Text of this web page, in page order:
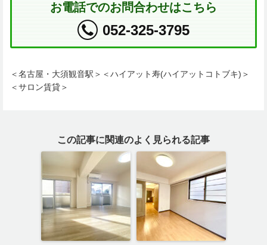
お電話でのお問合わせはこちら
052-325-3795
＜名古屋・大須観音駅＞＜ハイアット寿(ハイアットコトブキ)＞
＜サロン賃貸＞
この記事に関連のよく見られる記事